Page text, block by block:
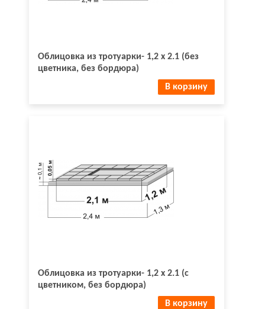
Облицовка из тротуарки- 1,2 х 2.1 (без
цветника, без бордюра)
В корзину
Облицовка из тротуарки- 1,2 х 2.1 (с
цветником, без бордюра)
В корзину